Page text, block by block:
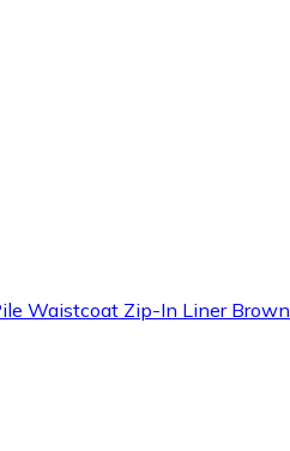
Waistcoat Zip-In Liner Brown